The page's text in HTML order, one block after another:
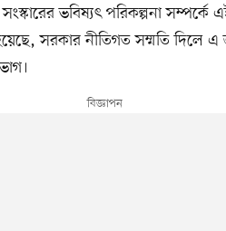
ভবিষ্যৎ পরিকল্পনা সম্পর্কে
সরকার নীতিগত সম্মতি দিলে এ